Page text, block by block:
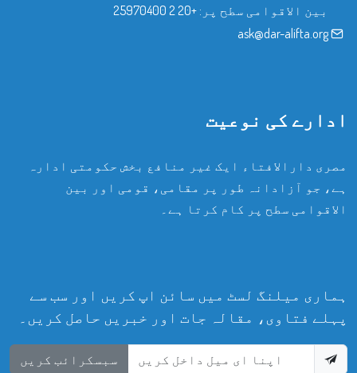
بین الاقوامی سطح پر: +20 2 25970400
ask@dar-alifta.org
ادارے کی نوعیت
مصری دارالافتاء ایک غیر منافع بخش حکومتی ادارہ
ہے، جو آزادانہ طور پر مقامی، قومی اور بین
الاقوامی سطح پر کام کرتا ہے۔
ہماری میلنگ لسٹ میں سائن اپ کریں اور سب سے
پہلے فتاوی، مقالہ جات اور خبریں حاصل کریں۔
سبسکرائب کریں